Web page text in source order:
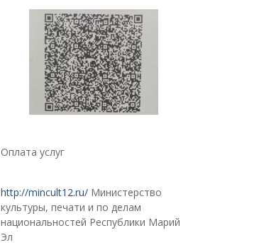
Оплата услуг
http://mincult12.ru/Министерство
культуры, печати и по делам
национальностей Республики Марий
Эл